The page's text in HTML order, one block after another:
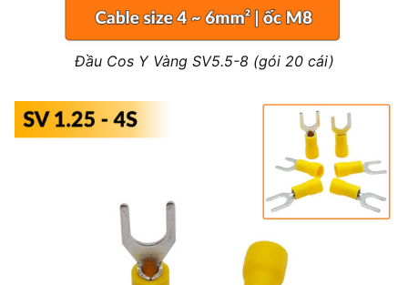
Đầu Cos Y Vàng SV5.5-8 (gói 20 cái)